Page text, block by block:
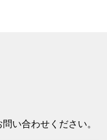
い合わせください。